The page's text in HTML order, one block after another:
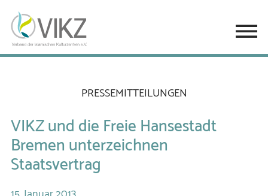
PRESSEMITTEILUNGEN
VIKZ und die Freie Hansestadt
Bremen unterzeichnen
Staatsvertrag